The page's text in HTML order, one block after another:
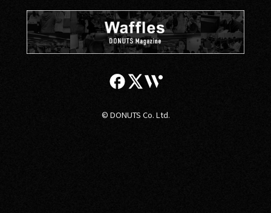
© DONUTS Co. Ltd.